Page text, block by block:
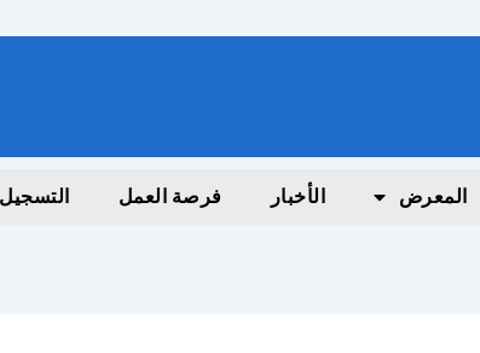
المعرض الأخبار فرصة العمل التسجيل